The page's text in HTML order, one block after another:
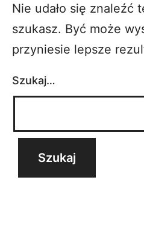
Nie udało się znaleźć
szukasz. Być może
przyniesie lepsze
Szukaj…